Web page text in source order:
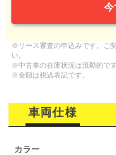
今
※リース審査の申込みです。ご
い。
※中古車の在庫状況は流動的で
※金額は税込表記です。
車両仕様
カラー